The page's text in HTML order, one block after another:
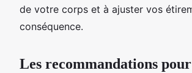
de votre corps et à ajuster vos
conséquence.
Les recommandations pour